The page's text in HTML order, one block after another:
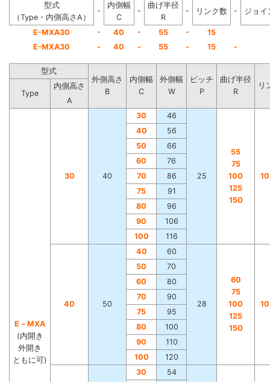
型式
（Type・内側高さA）
-
内側幅
C
-
曲げ半径
R
- リンク数 - ジョイ
E-MXA30 - 40 - 55 -
15
E-MXA30
- 40 - 55 - 15 -
型式
外側高さ
B
内側幅
C
外側幅
W
ピッチ
P
曲げ半径
R
リ
Type
内側高さ
A
E－MXA
(内開き
外開き
ともに可)
30 40
30 46
25
55
75
100
125
150
40
56
50
66
60
76
70
86
75
91
80
96
90
106
100
116
40 50
40 60
28
60
75
100
125
150
50
70
60
80
70
90
75
95
80
100
90
110
100
120
30 54